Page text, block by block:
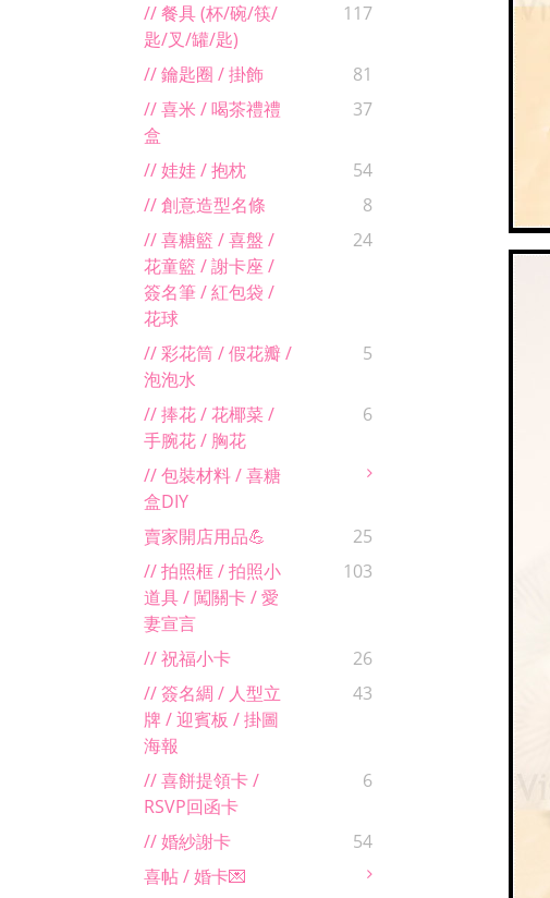
// 餐具 (杯/碗/筷/
匙/叉/罐/匙)
117
// 鑰匙圈 / 掛飾
81
// 喜米 / 喝茶禮禮
盒
37
// 娃娃 / 抱枕
54
// 創意造型名條
8
// 喜糖籃 / 喜盤 /
花童籃 / 謝卡座 /
簽名筆 / 紅包袋 /
花球
24
// 彩花筒 / 假花瓣 /
泡泡水
5
// 捧花 / 花椰菜 /
手腕花 / 胸花
6
// 包裝材料 / 喜糖
盒DIY
賣家開店用品💪
25
// 拍照框 / 拍照小
道具 / 闖關卡 / 愛
妻宣言
103
// 祝福小卡
26
// 簽名綢 / 人型立
牌 / 迎賓板 / 掛圖
海報
43
// 喜餅提領卡 /
RSVP回函卡
6
// 婚紗謝卡
54
喜帖 / 婚卡💌